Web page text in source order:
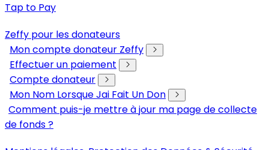
Tap to Pay
Zeffy pour les donateurs
Mon compte donateur Zeffy
Effectuer un paiement
Compte donateur
Mon Nom Lorsque Jai Fait Un Don
Comment puis-je mettre à jour ma page de collecte
de fonds ?